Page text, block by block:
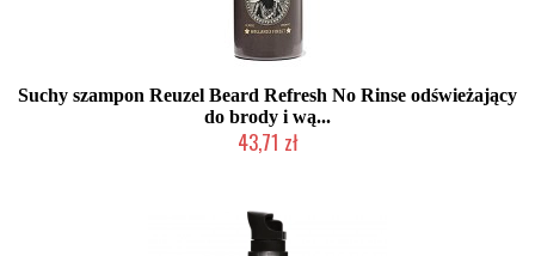
Suchy szampon Reuzel Beard Refresh No Rinse odświeżający
do brody i wą...
43,71 zł